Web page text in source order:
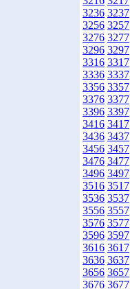
3236 3237
3256 3257
3276 3277
3296 3297
3316 3317
3336 3337
3356 3357
3376 3377
3396 3397
3416 3417
3436 3437
3456 3457
3476 3477
3496 3497
3516 3517
3536 3537
3556 3557
3576 3577
3596 3597
3616 3617
3636 3637
3656 3657
3676 3677